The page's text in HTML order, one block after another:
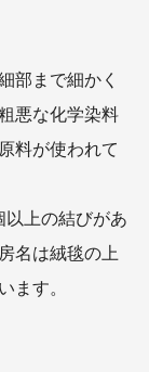
部まで細かく
悪な化学染料
料が使われて
以上の結びがあ
名は絨毯の上
ます。